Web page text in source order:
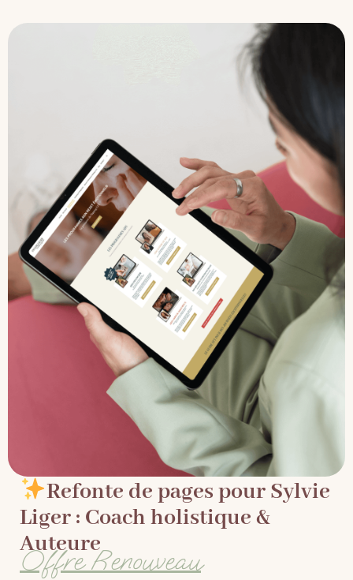
Refonte de pages pour Sylvie
Liger : Coach holistique &
Auteure
Offre Renouveau